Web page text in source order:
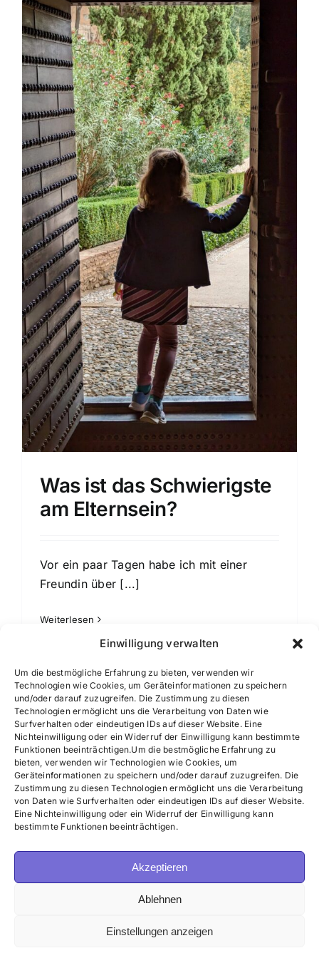
Einwilligung verwalten
Um die bestmögliche Erfahrung zu bieten, verwenden wir
Technologien wie Cookies, um Geräteinformationen zu speichern
und/oder darauf zuzugreifen. Die Zustimmung zu diesen
Technologien ermöglicht uns die Verarbeitung von Daten wie
Surfverhalten oder eindeutigen IDs auf dieser Website. Eine
Nichteinwilligung oder ein Widerruf der Einwilligung kann bestimmte
Funktionen beeinträchtigen.Um die bestmögliche Erfahrung zu
bieten, verwenden wir Technologien wie Cookies, um
Geräteinformationen zu speichern und/oder darauf zuzugreifen. Die
Zustimmung zu diesen Technologien ermöglicht uns die Verarbeitung
von Daten wie Surfverhalten oder eindeutigen IDs auf dieser Website.
Eine Nichteinwilligung oder ein Widerruf der Einwilligung kann
bestimmte Funktionen beeinträchtigen.
Akzeptieren
Ablehnen
Einstellungen anzeigen
Das Tagebuch aus Deutschland
Über die Autorin
Was ist das Schwierigste
am Elternsein?
Vor ein paar Tagen habe ich mit einer
Freundin über [...]
Weiterlesen